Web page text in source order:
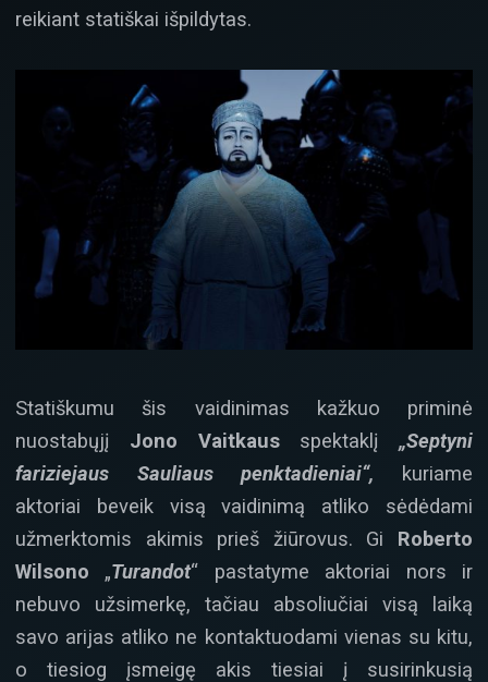
reikiant statiškai išpildytas.
Statiškumu šis vaidinimas kažkuo priminė
nuostabųjį Jono Vaitkausspektaklį „Septyni
fariziejaus Sauliaus penktadieniai“, kuriame
aktoriai beveik visą vaidinimą atliko sėdėdami
užmerktomis akimis prieš žiūrovus. Gi Roberto
Wilsono „Turandot“ pastatyme aktoriai nors ir
nebuvo užsimerkę, tačiau absoliučiai visą laiką
savo arijas atliko ne kontaktuodami vienas su kitu,
o tiesiog įsmeigę akis tiesiai į susirinkusią